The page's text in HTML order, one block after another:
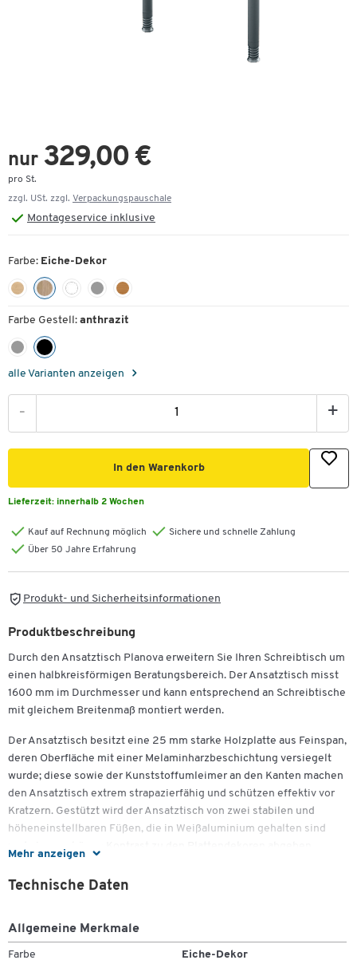
nur 329,00 €
pro St.
zzgl. USt. zzgl. Verpackungspauschale
Montageservice inklusive
Farbe: Eiche-Dekor
Farbe Gestell: anthrazit
alle Varianten anzeigen
- +
In den Warenkorb
Lieferzeit: innerhalb 2 Wochen
Kauf auf Rechnung möglich
Sichere und schnelle Zahlung
Über 50 Jahre Erfahrung
Produkt- und Sicherheitsinformationen
Mehr anzeigen
Produktbeschreibung
Durch den Ansatztisch Planova erweitern Sie Ihren Schreibtisch um
einen halbkreisförmigen Beratungsbereich. Der Ansatztisch misst
1600 mm im Durchmesser und kann entsprechend an Schreibtische
mit gleichem Breitenmaß montiert werden.
Der Ansatztisch besitzt eine 25 mm starke Holzplatte aus Feinspan,
deren Oberfläche mit einer Melaminharzbeschichtung versiegelt
wurde; diese sowie der Kunststoffumleimer an den Kanten machen
den Ansatztisch extrem strapazierfähig und schützen effektiv vor
Kratzern. Gestützt wird der Ansatztisch von zwei stabilen und
höheneinstellbaren Füßen, die in Weißaluminium gehalten sind
und einen schönen Kontrast zu den Plattendekoren abgeben.
Ansatztisch bei Schäfer Shop eine Garantie von fünf Jahren und
Weitere Details:
Technische Daten
Allgemeine Merkmale
Farbe Eiche-Dekor